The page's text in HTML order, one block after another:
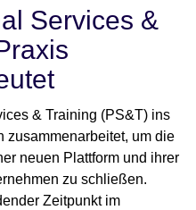
Services &
& Training (PS&T) ins
zusammenarbeitet, um die
neuen Plattform und ihrer
zu schließen.
Zeitpunkt im